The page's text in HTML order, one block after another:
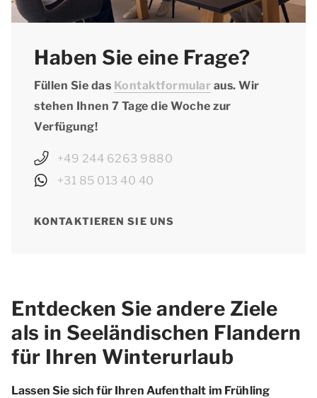
Haben Sie eine Frage?
Füllen Sie das Kontaktformular aus. Wir
stehen Ihnen 7 Tage die Woche zur
Verfügung!
+49 244 6263 9880
+31 85 013 40 40
KONTAKTIEREN SIE UNS
Entdecken Sie andere Ziele
als in Seeländischen Flandern
für Ihren Winterurlaub
Lassen Sie sich für Ihren Aufenthalt im Frühling